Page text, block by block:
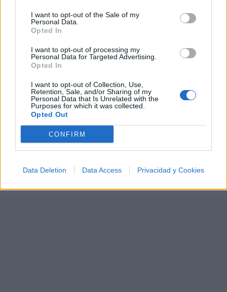
I want to opt-out of the Sale of my
Personal Data.
Opted In
I want to opt-out of processing my
Personal Data for Targeted Advertising.
Opted In
I want to opt-out of Collection, Use,
Retention, Sale, and/or Sharing of my
Personal Data that Is Unrelated with the
Purposes for which it was collected.
Opted Out
CONFIRM
Data Deletion Data Access Privacidad y Cookies
Añadir un comentario ...
🪐🚀 Canciones para Ver las Estrellas:
🌌🚀 Viaje intergaláctico: la mejor selección de
psicodelia, space rock y atmósferas cósmicas para
tus noches de astronomía. 🪐🎸 Desconecta, mira
esta colección para tu próxima noche estrellada!
✨⭐
B C D E F